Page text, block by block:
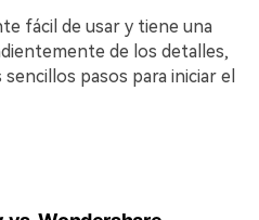
fácil de usar y tiene una
de los detalles,
pasos para iniciar el